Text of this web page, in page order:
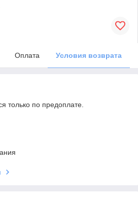
Оплата Условия возврата
только по предоплате.